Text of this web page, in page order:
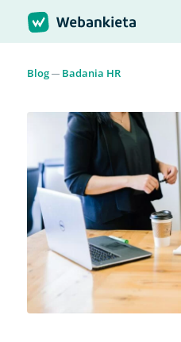
Blog Badania HR